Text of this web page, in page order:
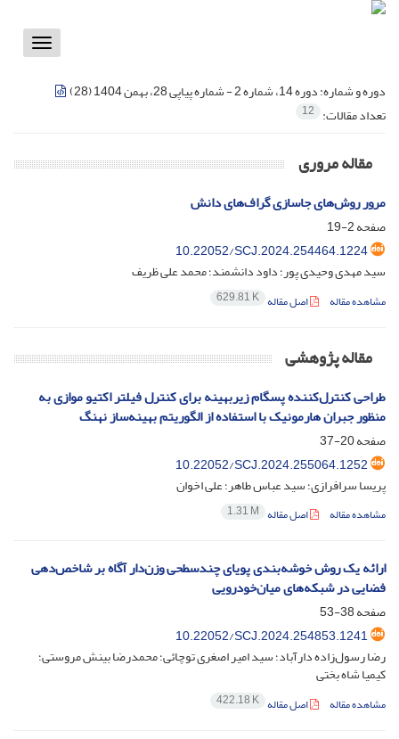
Toggle
دوره و شماره:دوره 14، شماره 2 - شماره پیاپی 28، بهمن 1404 (28)
تعداد مقالات: 12
مقاله مروری
مرور روش‌های جاسازی گراف‌های دانش
صفحه2-19
10.22052/SCJ.2024.254464.1224
سید مهدی وحیدی پور؛ داود دانشمند؛ محمد علی ظریف
مشاهده مقاله اصل مقاله 629.81 K
مقاله پژوهشی
طراحی کنترل‌کننده پسگام زیربهینه برای کنترل فیلتر اکتیو موازی به
منظور جبران هارمونیک با استفاده از الگوریتم بهینه‌ساز نهنگ
صفحه20-37
10.22052/SCJ.2024.255064.1252
پریسا سرافرازی؛ سید عباس طاهر؛ علی اخوان
مشاهده مقاله اصل مقاله 1.31 M
ارائه یک روش خوشه‌بندی پویای چندسطحی وزن‌دار آگاه بر شاخص‌دهی
فضایی در شبکه‌های میان‌خودرویی
صفحه38-53
10.22052/SCJ.2024.254853.1241
رضا رسول‌زاده دارآباد؛ سید امیر اصغری توچائی؛ محمدرضا بینش مروستی؛
کیمیا شاه بختی
مشاهده مقاله اصل مقاله 422.18 K